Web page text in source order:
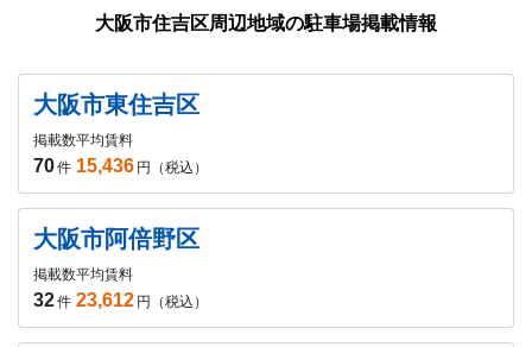
大阪市住吉区周辺地域の駐車場掲載情報
大阪市東住吉区
掲載数
70件
平均賃料
15,436 円（税込）
大阪市阿倍野区
掲載数
32件
平均賃料
23,612 円（税込）